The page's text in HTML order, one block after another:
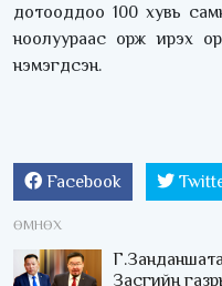
дотооддоо 100 хувь
ноолуураас орж ирэх
нэмэгдсэн.
Facebook
ӨМНӨХ
Засгийн